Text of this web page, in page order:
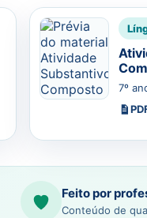
7º
Feito por
Conteúdo de